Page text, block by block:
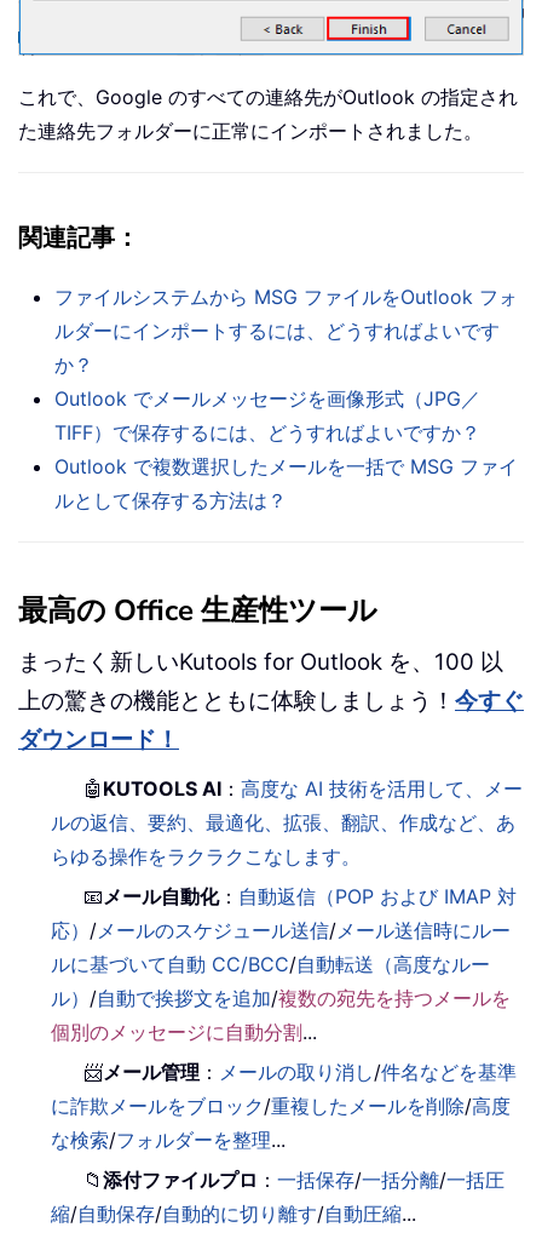
これで、Google のすべての連絡先がOutlook の指定され
た連絡先フォルダーに正常にインポートされました。
関連記事：
ファイルシステムから MSG ファイルをOutlook フォ
ルダーにインポートするには、どうすればよいです
か？
Outlook でメールメッセージを画像形式（JPG／
TIFF）で保存するには、どうすればよいですか？
Outlook で複数選択したメールを一括で MSG ファイ
ルとして保存する方法は？
最高の Office 生産性ツール
まったく新しいKutools for Outlook を、100 以
上の驚きの機能とともに体験しましょう！ 今すぐ
ダウンロード！
🤖 KUTOOLS AI ：高度な AI 技術を活用して、メー
ルの返信、要約、最適化、拡張、翻訳、作成など、あ
らゆる操作をラクラクこなします。
📧メール自動化： 自動返信（POP および IMAP 対
応） /メールのスケジュール送信/メール送信時にルー
ルに基づいて自動 CC/BCC/自動転送（高度なルー
ル） /自動で挨拶文を追加/複数の宛先を持つメールを
個別のメッセージに自動分割...
📨メール管理 ： メールの取り消し/件名などを基準
に詐欺メールをブロック/重複したメールを削除/高度
な検索/フォルダーを整理...
📁添付ファイルプロ ：一括保存/一括分離/一括圧
縮/自動保存/自動的に切り離す/自動圧縮...